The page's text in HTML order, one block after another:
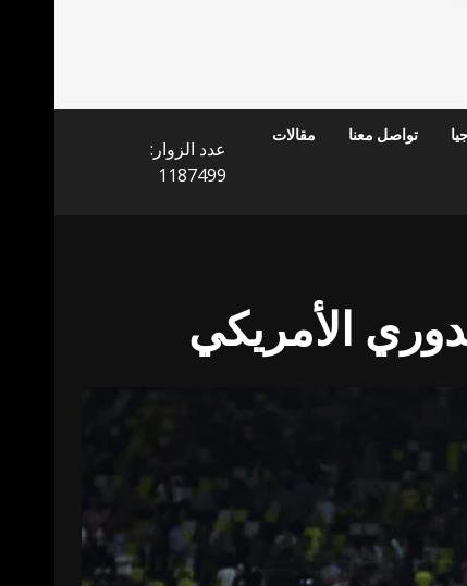
تواصل معنا مقالات
عدد الزوار:
1187499
الأمريكي